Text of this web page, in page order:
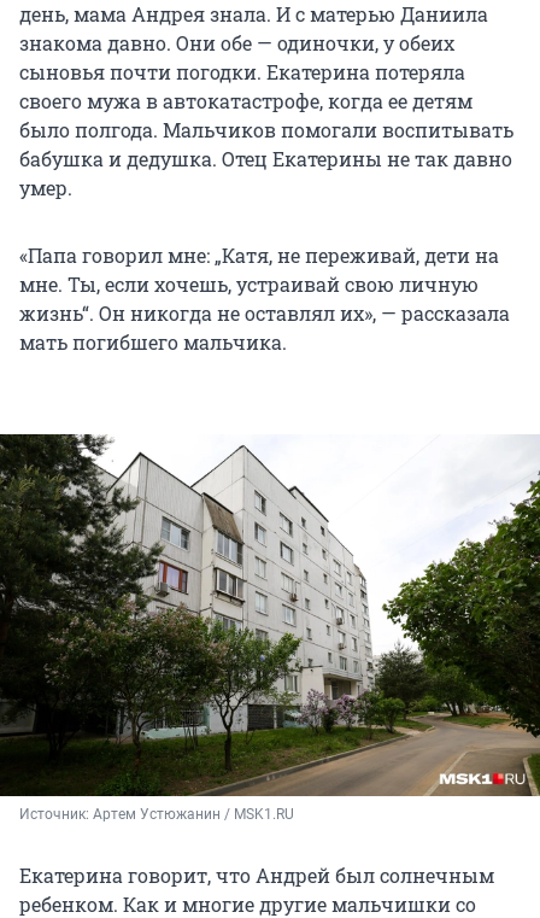
день, мама Андрея знала. И с матерью Даниила
знакома давно. Они обе — одиночки, у обеих
сыновья почти погодки. Екатерина потеряла
своего мужа в автокатастрофе, когда ее детям
было полгода. Мальчиков помогали воспитывать
бабушка и дедушка. Отец Екатерины не так давно
умер.
«Папа говорил мне: „Катя, не переживай, дети на
мне. Ты, если хочешь, устраивай свою личную
жизнь“. Он никогда не оставлял их», — рассказала
мать погибшего мальчика.
Источник: Артем Устюжанин / MSK1.RU
Екатерина говорит, что Андрей был солнечным
ребенком. Как и многие другие мальчишки со